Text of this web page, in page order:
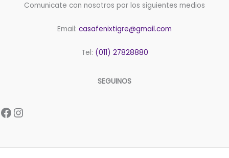
Comunicate con nosotros por los siguientes medios
Email: casafenixtigre@gmail.com
Tel: (011) 27828880
SEGUINOS
Facebook
Instagram